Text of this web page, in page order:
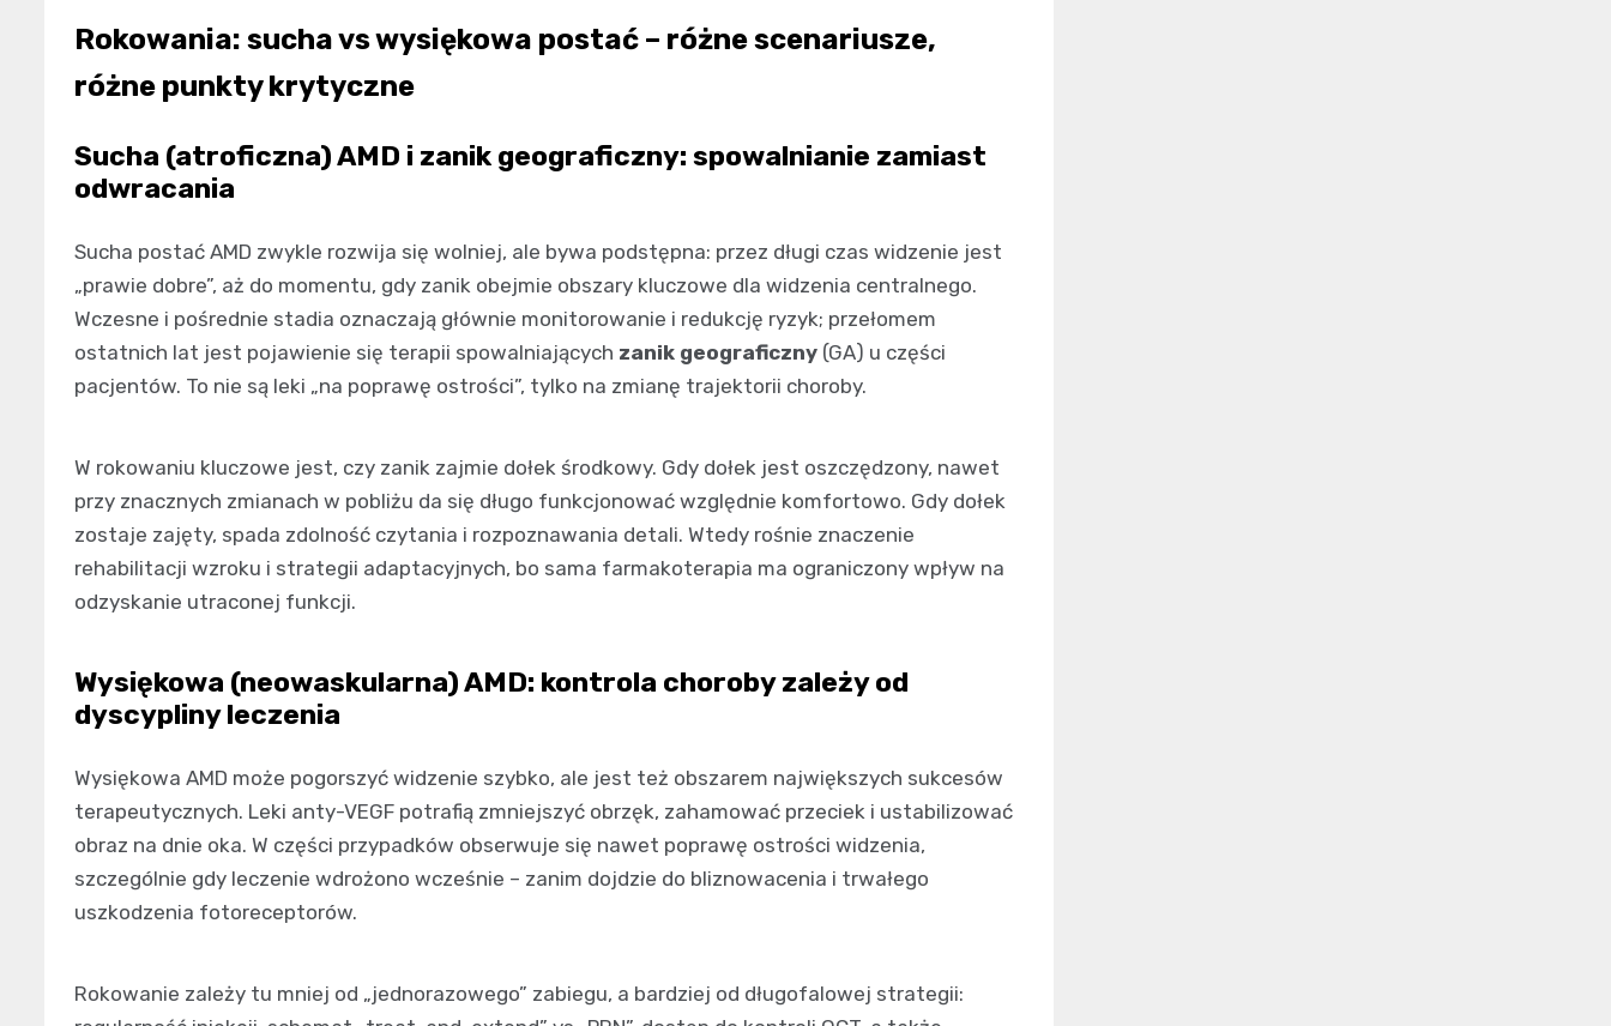
Rokowania: sucha vs wysiękowa postać – różne scenariusze,
różne punkty krytyczne
Sucha (atroficzna) AMD i zanik geograficzny: spowalnianie zamiast
odwracania
Sucha postać AMD zwykle rozwija się wolniej, ale bywa podstępna: przez długi czas widzenie jest
„prawie dobre”, aż do momentu, gdy zanik obejmie obszary kluczowe dla widzenia centralnego.
Wczesne i pośrednie stadia oznaczają głównie monitorowanie i redukcję ryzyk; przełomem
ostatnich lat jest pojawienie się terapii spowalniających zanik geograficzny (GA) u części
pacjentów. To nie są leki „na poprawę ostrości”, tylko na zmianę trajektorii choroby.
W rokowaniu kluczowe jest, czy zanik zajmie dołek środkowy. Gdy dołek jest oszczędzony, nawet
przy znacznych zmianach w pobliżu da się długo funkcjonować względnie komfortowo. Gdy dołek
zostaje zajęty, spada zdolność czytania i rozpoznawania detali. Wtedy rośnie znaczenie
rehabilitacji wzroku i strategii adaptacyjnych, bo sama farmakoterapia ma ograniczony wpływ na
odzyskanie utraconej funkcji.
Wysiękowa (neowaskularna) AMD: kontrola choroby zależy od
dyscypliny leczenia
Wysiękowa AMD może pogorszyć widzenie szybko, ale jest też obszarem największych sukcesów
terapeutycznych. Leki anty-VEGF potrafią zmniejszyć obrzęk, zahamować przeciek i ustabilizować
obraz na dnie oka. W części przypadków obserwuje się nawet poprawę ostrości widzenia,
szczególnie gdy leczenie wdrożono wcześnie – zanim dojdzie do bliznowacenia i trwałego
uszkodzenia fotoreceptorów.
Rokowanie zależy tu mniej od „jednorazowego” zabiegu, a bardziej od długofalowej strategii: